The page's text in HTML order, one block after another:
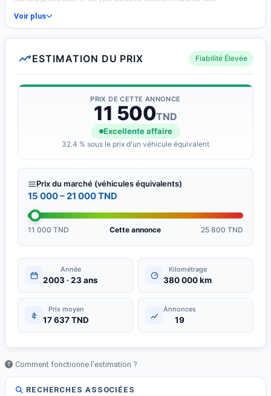
Voir plus
ESTIMATION DU PRIX Fiabilité Élevée
PRIX DE CETTE ANNONCE
11 500TND
Excellente affaire
32.4 % sous le prix d'un véhicule équivalent
Prix du marché (véhicules équivalents)
15 000 – 21 000 TND
11 000 TND Cette annonce 25 800 TND
Année
2003 · 23 ans
Kilométrage
380 000 km
Prix moyen
17 637 TND
Annonces
19
Comment fonctionne l'estimation ?
RECHERCHES ASSOCIÉES